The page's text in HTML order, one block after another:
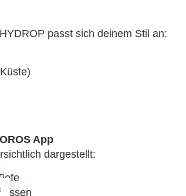
passt sich deinem Stil an:
App
dargestellt: